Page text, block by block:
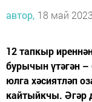
автор, 18 май
12 тапкыр
бурычын үтәгән
юлга хәсиятләп
кайтыйкчы. Әгәр